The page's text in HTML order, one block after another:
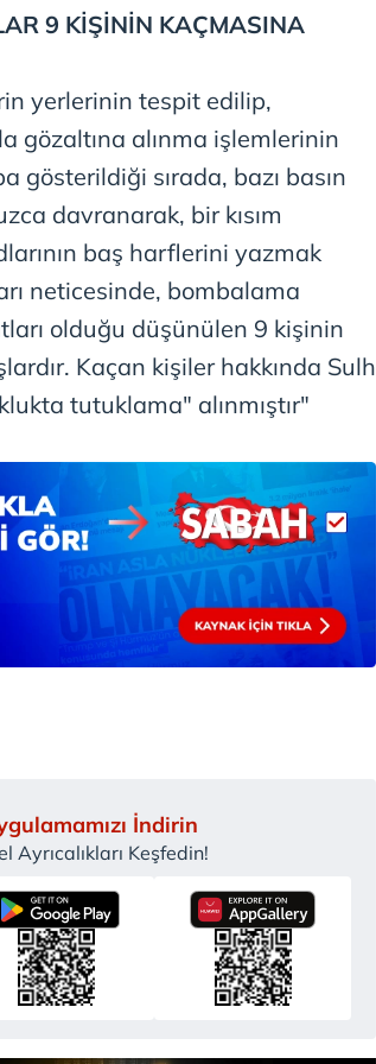
çerezlerle ilgili bilgi almak için lütfen
9 KİŞİNİN KAÇMASINA
yerlerinin tespit edilip,
gözaltına alınma işlemlerinin
gösterildiği sırada, bazı basın
davranarak, bir kısım
baş harflerini yazmak
neticesinde, bombalama
olduğu düşünülen 9 kişinin
Kaçan kişiler hakkında Sulh
tutuklama" alınmıştır"
İndirin
Ayrıcalıkları Keşfedin!